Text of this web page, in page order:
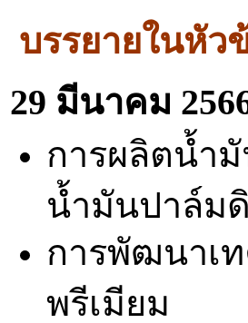
บรรยายในหัว
29 มีนาคม
การผลิตน้ำ
น้ำมันปาล์ม
การพัฒนาเ
พรีเมียม